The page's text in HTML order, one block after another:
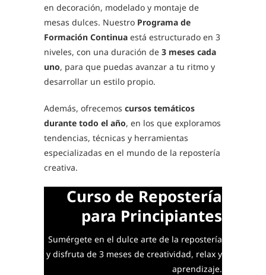
en decoración, modelado y montaje de
mesas dulces. Nuestro Programa de
Formación Continua está estructurado en 3
niveles, con una duración de 3 meses cada
uno, para que puedas avanzar a tu ritmo y
desarrollar un estilo propio.
Además, ofrecemos cursos temáticos
durante todo el año, en los que exploramos
tendencias, técnicas y herramientas
especializadas en el mundo de la repostería
creativa.
Curso de Repostería
para Principiantes
Sumérgete en el dulce arte de la repostería
y disfruta de 3 meses de creatividad, relax y
aprendizaje.